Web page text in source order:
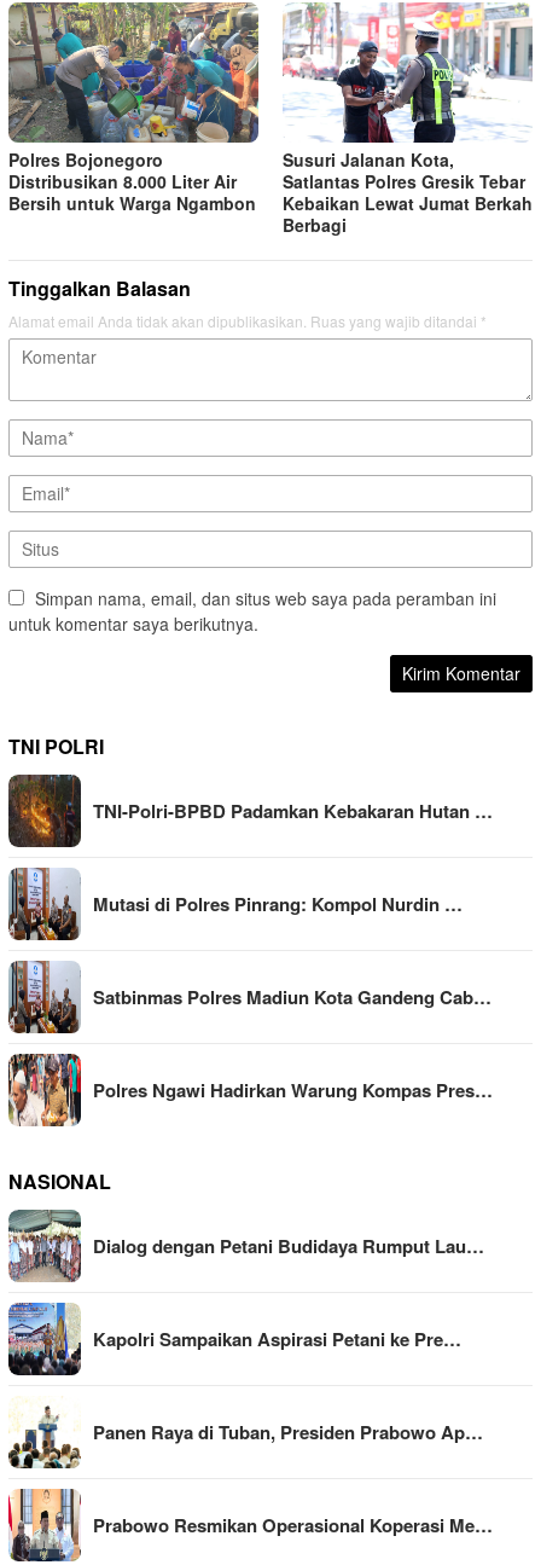
Polres Bojonegoro
Distribusikan 8.000 Liter Air
Bersih untuk Warga Ngambon
Susuri Jalanan Kota,
Satlantas Polres Gresik Tebar
Kebaikan Lewat Jumat Berkah
Berbagi
Tinggalkan Balasan
Alamat email Anda tidak akan dipublikasikan. Ruas yang wajib ditandai *
Simpan nama, email, dan situs web saya pada peramban ini
untuk komentar saya berikutnya.
TNI POLRI
TNI-Polri-BPBD Padamkan Kebakaran Hutan …
Mutasi di Polres Pinrang: Kompol Nurdin …
Satbinmas Polres Madiun Kota Gandeng Cab…
Polres Ngawi Hadirkan Warung Kompas Pres…
NASIONAL
Dialog dengan Petani Budidaya Rumput Lau…
Kapolri Sampaikan Aspirasi Petani ke Pre…
Panen Raya di Tuban, Presiden Prabowo Ap…
Prabowo Resmikan Operasional Koperasi Me…